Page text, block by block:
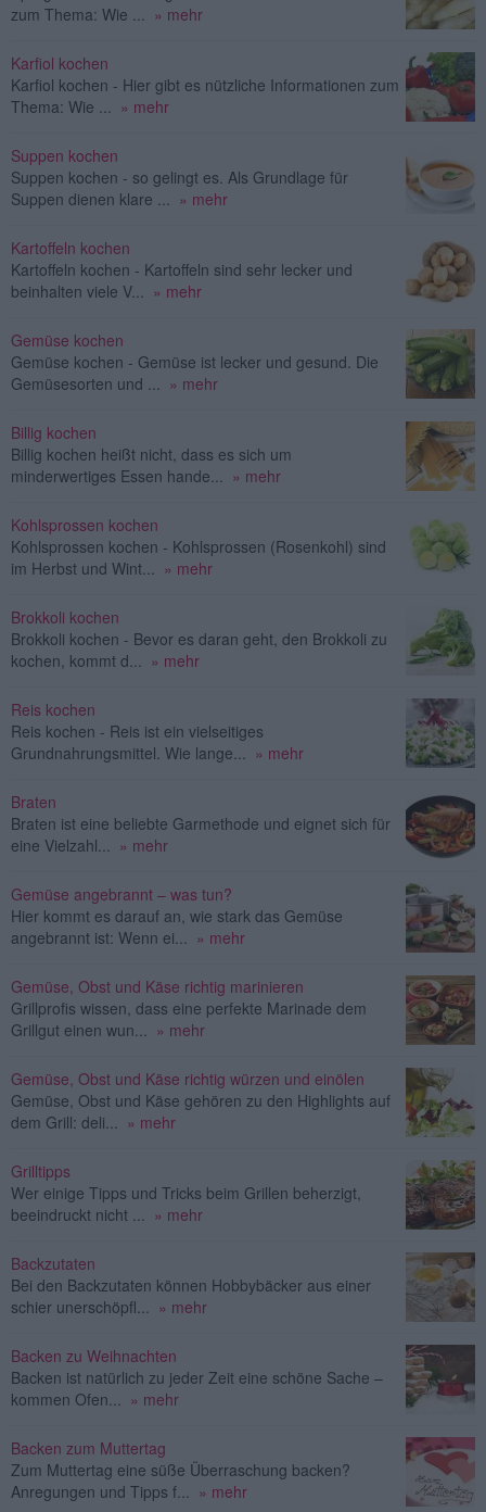
zum Thema: Wie ... » mehr
Karfiol kochen
Karfiol kochen - Hier gibt es nützliche Informationen zum
Thema: Wie ... » mehr
Suppen kochen
Suppen kochen - so gelingt es. Als Grundlage für
Suppen dienen klare ... » mehr
Kartoffeln kochen
Kartoffeln kochen - Kartoffeln sind sehr lecker und
beinhalten viele V... » mehr
Gemüse kochen
Gemüse kochen - Gemüse ist lecker und gesund. Die
Gemüsesorten und ... » mehr
Billig kochen
Billig kochen heißt nicht, dass es sich um
minderwertiges Essen hande... » mehr
Kohlsprossen kochen
Kohlsprossen kochen - Kohlsprossen (Rosenkohl) sind
im Herbst und Wint... » mehr
Brokkoli kochen
Brokkoli kochen - Bevor es daran geht, den Brokkoli zu
kochen, kommt d... » mehr
Reis kochen
Reis kochen - Reis ist ein vielseitiges
Grundnahrungsmittel. Wie lange... » mehr
Braten
Braten ist eine beliebte Garmethode und eignet sich für
eine Vielzahl... » mehr
Gemüse angebrannt – was tun?
Hier kommt es darauf an, wie stark das Gemüse
angebrannt ist: Wenn ei... » mehr
Gemüse, Obst und Käse richtig marinieren
Grillprofis wissen, dass eine perfekte Marinade dem
Grillgut einen wun... » mehr
Gemüse, Obst und Käse richtig würzen und einölen
Gemüse, Obst und Käse gehören zu den Highlights auf
dem Grill: deli... » mehr
Grilltipps
Wer einige Tipps und Tricks beim Grillen beherzigt,
beeindruckt nicht ... » mehr
Backzutaten
Bei den Backzutaten können Hobbybäcker aus einer
schier unerschöpfl... » mehr
Backen zu Weihnachten
Backen ist natürlich zu jeder Zeit eine schöne Sache –
kommen Ofen... » mehr
Backen zum Muttertag
Zum Muttertag eine süße Überraschung backen?
Anregungen und Tipps f... » mehr